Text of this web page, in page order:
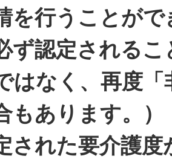
を行うことがで
ず認定される
はなく、再度「
もあります。）
された要介護度